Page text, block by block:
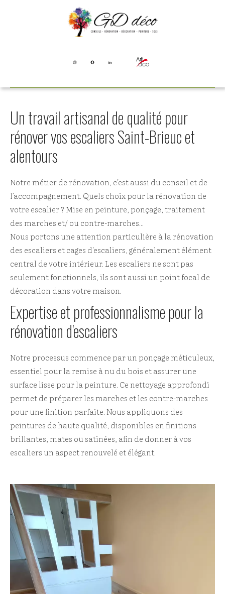
MISE EN BEAUTÉ DE
VOTRE ESCALIER
Un travail artisanal de qualité pour
rénover vos escaliers Saint-Brieuc et
alentours
Notre métier de rénovation, c'est aussi du conseil et de
l’accompagnement. Quels choix pour la rénovation de
votre escalier ? Mise en peinture, ponçage, traitement
des marches et/ ou contre-marches...
Nous portons une attention particulière à la rénovation
des escaliers et cages d'escaliers, généralement élément
central de votre intérieur. Les escaliers ne sont pas
seulement fonctionnels, ils sont aussi un point focal de
décoration dans votre maison.
Expertise et professionnalisme pour la
rénovation d'escaliers
Notre processus commence par un ponçage méticuleux,
essentiel pour la remise à nu du bois et assurer une
surface lisse pour la peinture. Ce nettoyage approfondi
permet de préparer les marches et les contre-marches
pour une finition parfaite. Nous appliquons des
peintures de haute qualité, disponibles en finitions
brillantes, mates ou satinées, afin de donner à vos
escaliers un aspect renouvelé et élégant.